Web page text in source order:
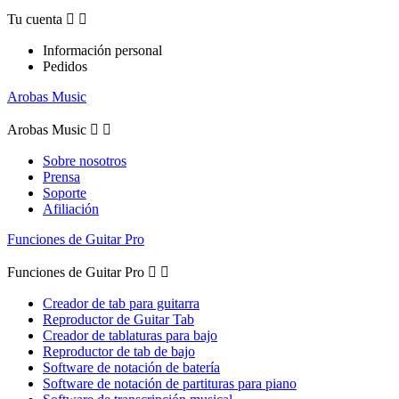
Tu cuenta  
Información personal
Pedidos
Arobas Music
Arobas Music  
Sobre nosotros
Prensa
Soporte
Afiliación
Funciones de Guitar Pro
Funciones de Guitar Pro  
Creador de tab para guitarra
Reproductor de Guitar Tab
Creador de tablaturas para bajo
Reproductor de tab de bajo
Software de notación de batería
Software de notación de partituras para piano